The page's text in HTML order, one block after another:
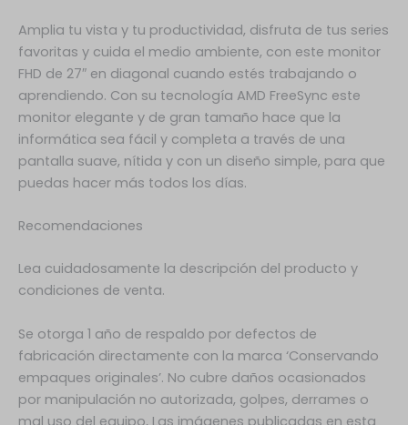
Amplia tu vista y tu productividad, disfruta de tus series
favoritas y cuida el medio ambiente, con este monitor
FHD de 27″ en diagonal cuando estés trabajando o
aprendiendo. Con su tecnología AMD FreeSync este
monitor elegante y de gran tamaño hace que la
informática sea fácil y completa a través de una
pantalla suave, nítida y con un diseño simple, para que
puedas hacer más todos los días.
Recomendaciones
Lea cuidadosamente la descripción del producto y
condiciones de venta.
Se otorga 1 año de respaldo por defectos de
fabricación directamente con la marca ‘Conservando
empaques originales’. No cubre daños ocasionados
por manipulación no autorizada, golpes, derrames o
mal uso del equipo, Las imágenes publicadas en esta